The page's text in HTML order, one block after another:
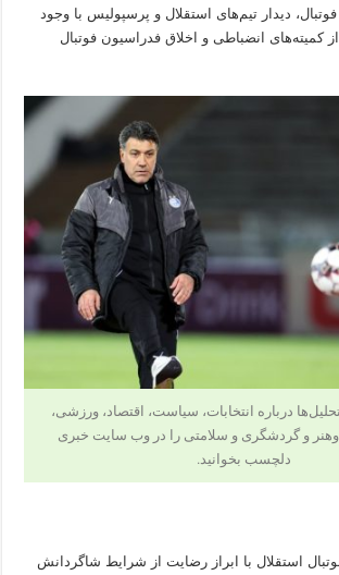
دیدار تیم‌های استقلال و پرسپولیس با وجود
کمیته‌های انضباطی و اخلاق فدراسیون فوتبال
تحلیل‌ها درباره انتخابات، سیاست، اقتصاد، ورزشی،
و گردشگری و سلامتی را در وب سایت خبری
دلچسب بخوانید.
استقلال با ابراز رضایت از شرایط شاگردانش